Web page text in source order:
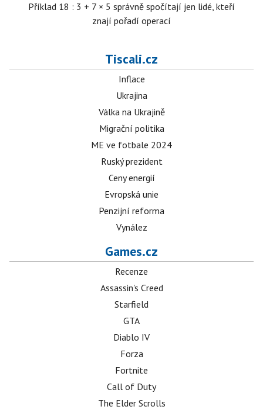
Příklad 18 : 3 + 7 × 5 správně spočítají jen lidé, kteří
znají pořadí operací
Tiscali.cz
Inflace
Ukrajina
Válka na Ukrajině
Migrační politika
ME ve fotbale 2024
Ruský prezident
Ceny energií
Evropská unie
Penzijní reforma
Vynález
Games.cz
Recenze
Assassin's Creed
Starfield
GTA
Diablo IV
Forza
Fortnite
Call of Duty
The Elder Scrolls